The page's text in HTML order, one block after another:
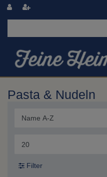
Pasta & Nudeln
Filter